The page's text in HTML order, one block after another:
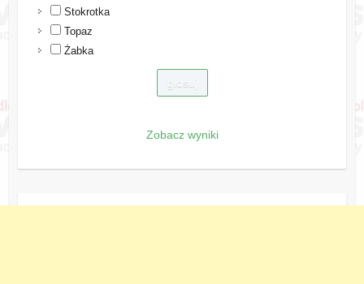
Stokrotka
Topaz
Żabka
Zobacz wyniki